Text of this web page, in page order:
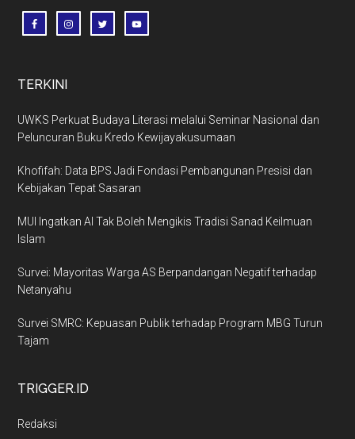
TERKINI
UWKS Perkuat Budaya Literasi melalui Seminar Nasional dan
Peluncuran Buku Kredo Kewijayakusumaan
Khofifah: Data BPS Jadi Fondasi Pembangunan Presisi dan
Kebijakan Tepat Sasaran
MUI Ingatkan AI Tak Boleh Mengikis Tradisi Sanad Keilmuan
Islam
Survei: Mayoritas Warga AS Berpandangan Negatif terhadap
Netanyahu
Survei SMRC: Kepuasan Publik terhadap Program MBG Turun
Tajam
TRIGGER.ID
Redaksi